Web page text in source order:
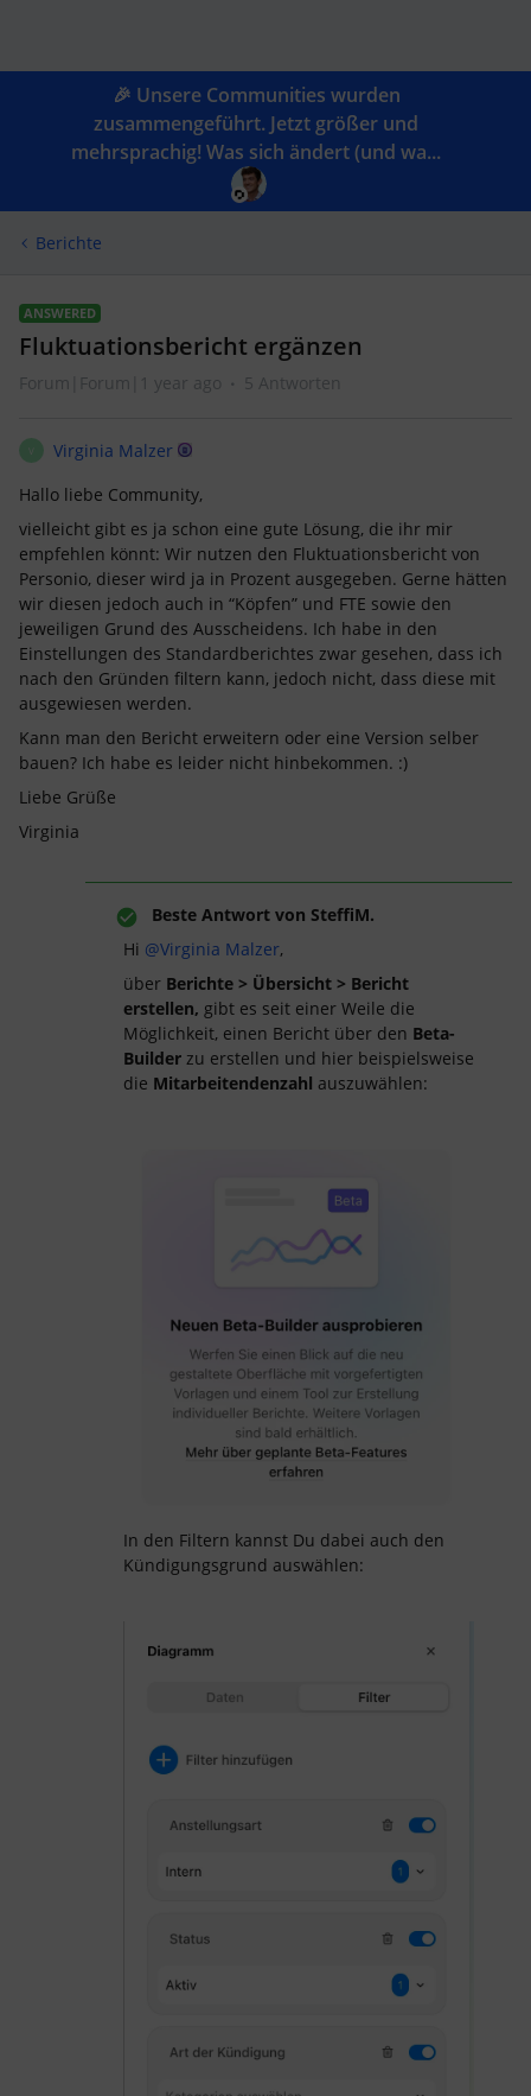
🎉 Unsere Communities wurden
zusammengeführt. Jetzt größer und
mehrsprachig! Was sich ändert (und wa...
Berichte
ANSWERED
Fluktuationsbericht ergänzen
Forum|Forum|1 year ago 5 Antworten
Virginia Malzer
Hallo liebe Community,
vielleicht gibt es ja schon eine gute Lösung, die ihr mir
empfehlen könnt: Wir nutzen den Fluktuationsbericht von
Personio, dieser wird ja in Prozent ausgegeben. Gerne hätten
wir diesen jedoch auch in “Köpfen” und FTE sowie den
jeweiligen Grund des Ausscheidens. Ich habe in den
Einstellungen des Standardberichtes zwar gesehen, dass ich
nach den Gründen filtern kann, jedoch nicht, dass diese mit
ausgewiesen werden.
Kann man den Bericht erweitern oder eine Version selber
bauen? Ich habe es leider nicht hinbekommen. :)
Liebe Grüße
Virginia
Beste Antwort von SteffiM.
Hi @Virginia Malzer,
über Berichte > Übersicht > Bericht
erstellen, gibt es seit einer Weile die
Möglichkeit, einen Bericht über den Beta-
Builder zu erstellen und hier beispielsweise
die Mitarbeitendenzahl auszuwählen:
In den Filtern kannst Du dabei auch den
Kündigungsgrund auswählen: